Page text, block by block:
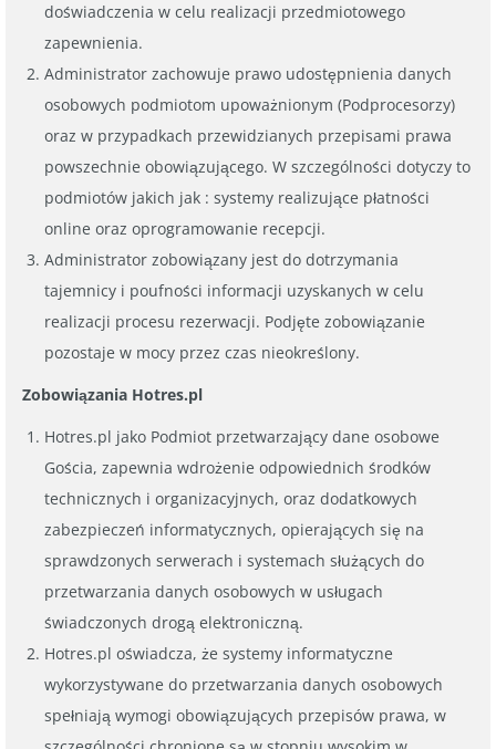
doświadczenia w celu realizacji przedmiotowego
zapewnienia.
Administrator zachowuje prawo udostępnienia danych
osobowych podmiotom upoważnionym (Podprocesorzy)
oraz w przypadkach przewidzianych przepisami prawa
powszechnie obowiązującego. W szczególności dotyczy to
podmiotów jakich jak : systemy realizujące płatności
online oraz oprogramowanie recepcji.
Administrator zobowiązany jest do dotrzymania
tajemnicy i poufności informacji uzyskanych w celu
realizacji procesu rezerwacji. Podjęte zobowiązanie
pozostaje w mocy przez czas nieokreślony.
Zobowiązania Hotres.pl
Hotres.pl jako Podmiot przetwarzający dane osobowe
Gościa, zapewnia wdrożenie odpowiednich środków
technicznych i organizacyjnych, oraz dodatkowych
zabezpieczeń informatycznych, opierających się na
sprawdzonych serwerach i systemach służących do
przetwarzania danych osobowych w usługach
świadczonych drogą elektroniczną.
Hotres.pl oświadcza, że systemy informatyczne
wykorzystywane do przetwarzania danych osobowych
spełniają wymogi obowiązujących przepisów prawa, w